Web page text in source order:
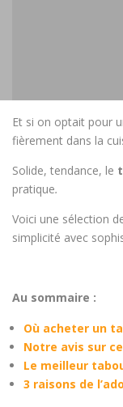
Et si on optait pour
fièrement dans la
Solide, tendance, le
pratique.
Voici une sélection
simplicité avec
Au sommaire :
Où acheter un
Notre avis sur
Le meilleur
3 raisons de